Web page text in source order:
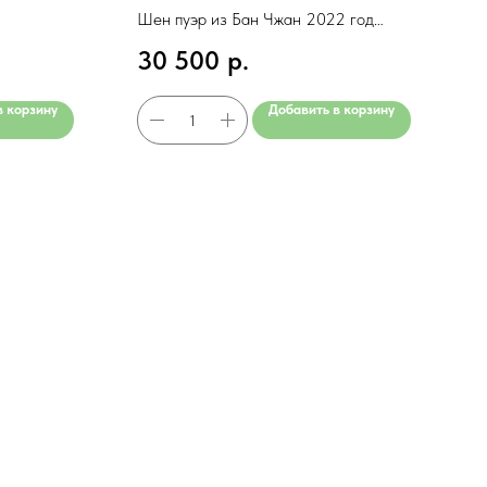
корзину
Шен пуэр из Бан Чжан 2022 год
30 500 р.
Добавить в корзину